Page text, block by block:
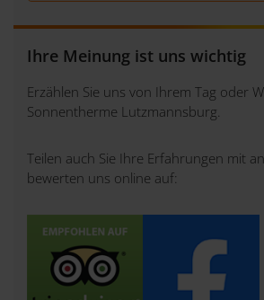
Ihre Meinung ist uns wichtig
Erzählen Sie uns von Ihrem Tag oder
Sonnentherme Lutzmannsburg.
Teilen auch Sie Ihre Erfahrungen mit
bewerten uns online auf: